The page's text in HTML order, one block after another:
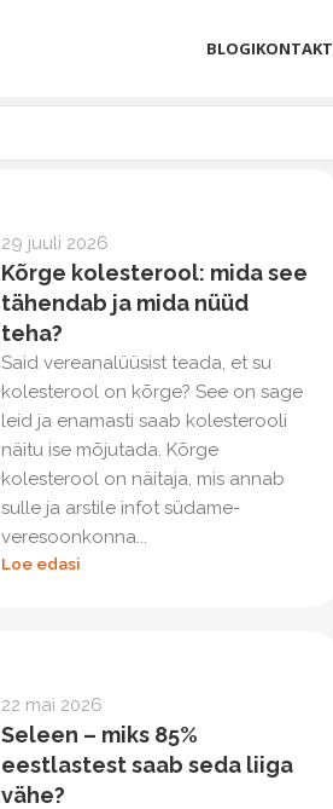
BLOGIKONTAKT
29 juuli 2026
Kõrge kolesterool: mida see
tähendab ja mida nüüd
teha?
Said vereanalüüsist teada, et su
kolesterool on kõrge? See on sage
leid ja enamasti saab kolesterooli
näitu ise mõjutada. Kõrge
kolesterool on näitaja, mis annab
sulle ja arstile infot südame-
veresoonkonna...
Loe edasi
22 mai 2026
Seleen – miks 85%
eestlastest saab seda liiga
vähe?